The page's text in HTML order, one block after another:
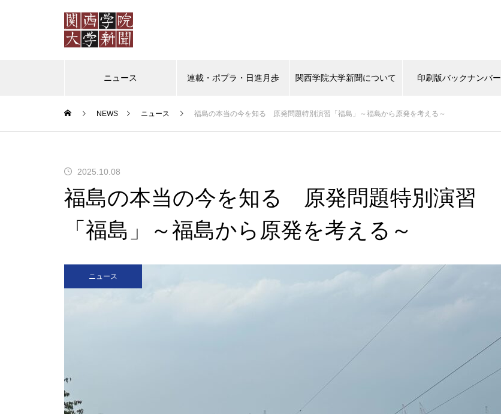
ニュース 連載・ポプラ・日進月歩 関西学院大学新聞について 印刷版バックナンバー
ポプラ 日進月歩 教授の背中 タイムスリップ この学生に注目！
もいいように
ルから関心を
（ポプラ）かけがえのない日々
（ポプラ）天然パーマの大学生
NEWS ニュース 福島の本当の今を知る 原発問題特別演習「福島」～福島から原発を考える～
2025.10.08
福島の本当の今を知る 原発問題特別演習
「福島」～福島から原発を考える～
ニュース